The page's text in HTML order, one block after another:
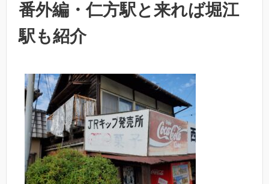
番外編・仁方駅と来れば堀江
駅も紹介